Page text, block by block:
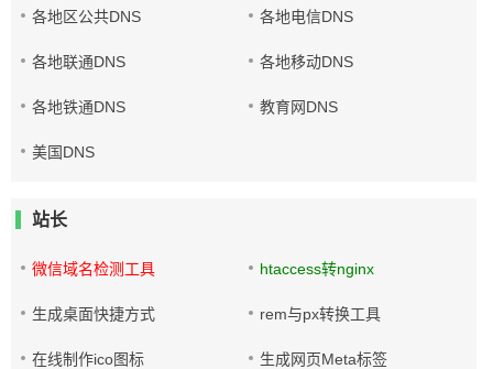
各地区公共DNS 各地电信DNS
各地联通DNS 各地移动DNS
各地铁通DNS 教育网DNS
美国DNS
站长
微信域名检测工具 htaccess转nginx
生成桌面快捷方式 rem与px转换工具
在线制作ico图标 生成网页Meta标签